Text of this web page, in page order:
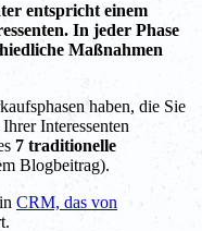
entspricht einem
In jeder Phase
Maßnahmen
haben, die Sie
Interessenten
7 traditionelle
Blogbeitrag).
CRM, das von